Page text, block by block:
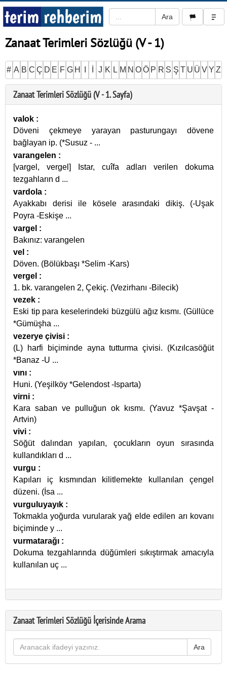
Zanaat Terimleri Sözlüğü (V - 1)
# A B C Ç D E F G H J K L M N O Ö P R S Ş T U Ü V Y Z
Zanaat Terimleri Sözlüğü (V - 1. Sayfa)
valok :
Döveni çekmeye yarayan pasturungayı dövene
bağlayan ip. (*Susuz - ...
varangelen :
[vargel, vergel] Istar, cuîfa adları verilen dokuma
tezgahların d ...
vardola :
Ayakkabı derisi ile kösele arasındaki dikiş. (-Uşak
Poyra -Eskişe ...
vargel :
Bakınız: varangelen
vel :
Döven. (Bölükbaşı *Selim -Kars)
vergel :
1. bk. varangelen 2, Çekiç. (Vezirhanı -Bilecik)
vezek :
Eski tip para keselerindeki büzgülü ağız kısmı. (Güllüce
*Gümüşha ...
vezerye çivisi :
(L) harfi biçiminde ayna tutturma çivisi. (Kızılcasöğüt
*Banaz -U ...
vını :
Huni. (Yeşilköy *Gelendost -Isparta)
virni :
Kara saban ve pulluğun ok kısmı. (Yavuz *Şavşat -
Artvin)
vivi :
Söğüt dalından yapılan, çocukların oyun sırasında
kullandıkları d ...
vurgu :
Kapıları iç kısmından kilitlemekte kullanılan çengel
düzeni. (İsa ...
vurguluyayık :
Tokmakla yoğurda vurularak yağ elde edilen arı kovanı
biçiminde y ...
vurmatarağı :
Dokuma tezgahlarında düğümleri sıkıştırmak amacıyla
kullanılan uç ...
Zanaat Terimleri Sözlüğü İçerisinde Arama